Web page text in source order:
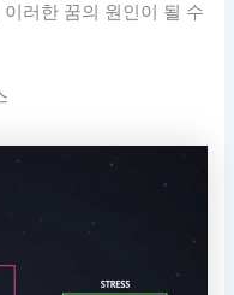
러한 꿈의 원인이 될 수